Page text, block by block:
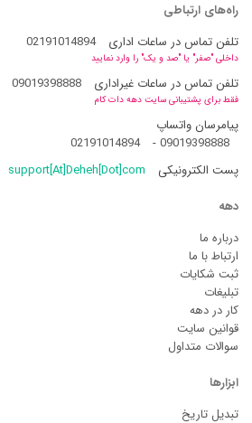
راه‌های ارتباطی
تلفن تماس در ساعات اداری
02191014894
داخلی "صفر" یا "صد و یک" را وارد نمایید
تلفن تماس در ساعات غیراداری 09019398888
فقط برای پشتیبانی سایت دهه دات کام
پیامرسان واتساپ
09019398888
-
02191014894
پست الکترونیکی
support[At]Deheh[Dot]com
دهه
درباره ما
ارتباط با ما
ثبت شکایات
تبلیغات
کار در دهه
قوانین سایت
سوالات متداول
ابزارها
تبدیل تاریخ